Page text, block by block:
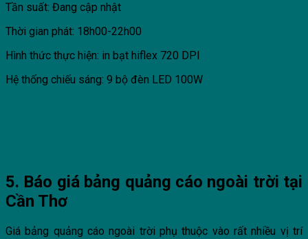
Tần suất: Đang cập nhật
Thời gian phát: 18h00-22h00
Hình thức thực hiện: in bạt hiflex 720 DPI
Hệ thống chiếu sáng: 9 bộ đèn LED 100W
5. Báo giá bảng quảng cáo ngoài trời tại
Cần Thơ
Giá bảng quảng cáo ngoài trời phụ thuộc vào rất nhiều vị trí